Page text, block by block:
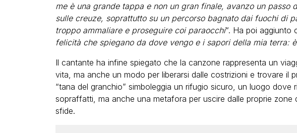
me è una grande tappa e non un gran finale, avanzo un passo
sulle creuze, soprattutto su un percorso bagnato dai fuochi di
troppo ammaliare e proseguire coi paraocchi“. Ha poi aggiunto
felicità che spiegano da dove vengo e i sapori della mia terra:
Il cantante ha infine spiegato che la canzone rappresenta un
vita, ma anche un modo per liberarsi dalle costrizioni e trovare il
“tana del granchio” simboleggia un rifugio sicuro, un luogo dove
sopraffatti, ma anche una metafora per uscire dalle proprie
sfide.